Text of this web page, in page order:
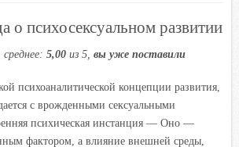
n
i
i
о психосексуальном развитии
5,00 из 5, вы уже поставили
психоаналитической концепции развития,
с врожденными сексуальными
психическая инстанция — Оно —
фактором, а влияние внешней среды,